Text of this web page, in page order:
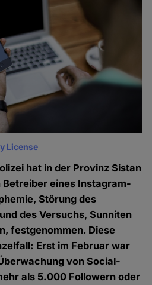
License
hat in der Provinz Sistan
eines Instagram-
Störung des
des Versuchs, Sunniten
festgenommen. Diese
Erst im Februar war
von Social-
als 5.000 Followern oder